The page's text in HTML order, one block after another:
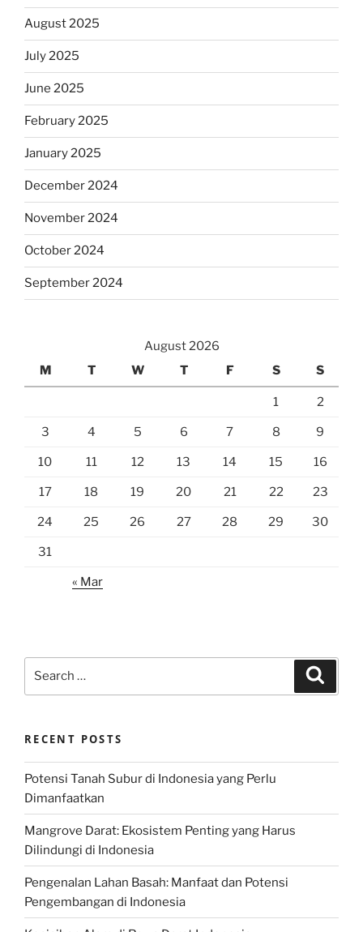
August 2025
July 2025
June 2025
February 2025
January 2025
December 2024
November 2024
October 2024
September 2024
August 2026
M
T W T F S S
1 2
3 4 5 6 7 8 9
10 11 12 13 14 15 16
17 18 19 20 21 22 23
24 25 26 27 28 29 30
31
« Mar
RECENT POSTS
Potensi Tanah Subur di Indonesia yang Perlu
Dimanfaatkan
Mangrove Darat: Ekosistem Penting yang Harus
Dilindungi di Indonesia
Pengenalan Lahan Basah: Manfaat dan Potensi
Pengembangan di Indonesia